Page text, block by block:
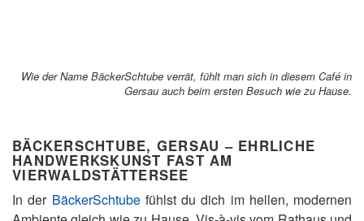
Wie der Name BäckerSchtube verrät, fühlt man sich in diesem Café in
Gersau auch beim ersten Besuch wie zu Hause.
BÄCKERSCHTUBE, GERSAU – EHRLICHE
HANDWERKSKUNST FAST AM
VIERWALDSTÄTTERSEE
In der BäckerSchtubefühlst du dich im hellen, modernen